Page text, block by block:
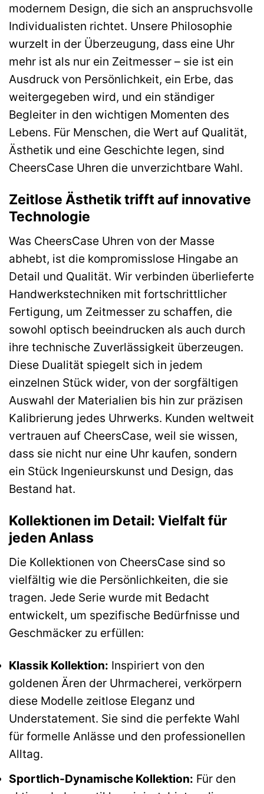
modernem Design, die sich an anspruchsvolle
Individualisten richtet. Unsere Philosophie
wurzelt in der Überzeugung, dass eine Uhr
mehr ist als nur ein Zeitmesser – sie ist ein
Ausdruck von Persönlichkeit, ein Erbe, das
weitergegeben wird, und ein ständiger
Begleiter in den wichtigen Momenten des
Lebens. Für Menschen, die Wert auf Qualität,
Ästhetik und eine Geschichte legen, sind
CheersCase Uhren die unverzichtbare Wahl.
Zeitlose Ästhetik trifft auf innovative
Technologie
Was CheersCase Uhren von der Masse
abhebt, ist die kompromisslose Hingabe an
Detail und Qualität. Wir verbinden überlieferte
Handwerkstechniken mit fortschrittlicher
Fertigung, um Zeitmesser zu schaffen, die
sowohl optisch beeindrucken als auch durch
ihre technische Zuverlässigkeit überzeugen.
Diese Dualität spiegelt sich in jedem
einzelnen Stück wider, von der sorgfältigen
Auswahl der Materialien bis hin zur präzisen
Kalibrierung jedes Uhrwerks. Kunden weltweit
vertrauen auf CheersCase, weil sie wissen,
dass sie nicht nur eine Uhr kaufen, sondern
ein Stück Ingenieurskunst und Design, das
Bestand hat.
Kollektionen im Detail: Vielfalt für
jeden Anlass
Die Kollektionen von CheersCase sind so
vielfältig wie die Persönlichkeiten, die sie
tragen. Jede Serie wurde mit Bedacht
entwickelt, um spezifische Bedürfnisse und
Geschmäcker zu erfüllen:
Klassik Kollektion: Inspiriert von den
goldenen Ären der Uhrmacherei, verkörpern
diese Modelle zeitlose Eleganz und
Understatement. Sie sind die perfekte Wahl
für formelle Anlässe und den professionellen
Alltag.
Sportlich-Dynamische Kollektion: Für den